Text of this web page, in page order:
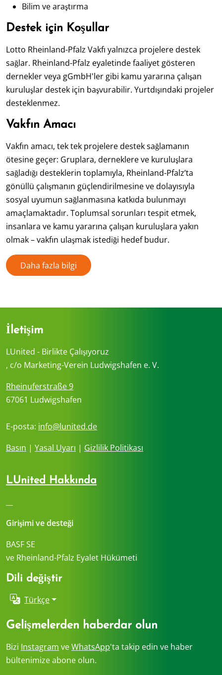
Bilim ve araştırma
Destek için Koşullar
Lotto Rheinland-Pfalz Vakfı yalnızca projelere destek
sağlar. Rheinland-Pfalz eyaletinde faaliyet gösteren
dernekler veya gGmbH'ler gibi kamu yararına çalışan
kuruluşlar destek için başvurabilir. Yurtdışındaki projeler
desteklenmez.
Vakfın Amacı
Vakfın amacı, tek tek projelere destek sağlamanın
ötesine geçer: Gruplara, derneklere ve kuruluşlara
sağladığı desteklerin toplamıyla, Rheinland-Pfalz’ta
gönüllü çalışmanın güçlendirilmesine ve dolayısıyla
sosyal uyumun sağlanmasına katkıda bulunmayı
amaçlamaktadır. Toplumsal sorunları tespit etmek,
insanlara ve kamu yararına çalışan kuruluşlara yakın
olmak – vakfın ulaşmak istediği hedef budur.
Daha fazla bilgi
İletişim
LUnited - Birlikte Çalışıyoruz
, c/o Marketing-Verein Ludwigshafen e. V.
Rheinuferstraße 9
67061 Ludwigshafen
E-posta: info@lunited.de
Basın | Yasal Uyarı | Gizlilik Politikası
LUnited Hakkında
Girişimi ve desteği
BASF SE
ve Rheinland-Pfalz Eyalet Hükümeti
Dili değiştir
Türkçe
Gelişmelerden haberdar olun
Bizi Instagram veWhatsApp'ta takip edin ve haber
bültenimize abone olun.